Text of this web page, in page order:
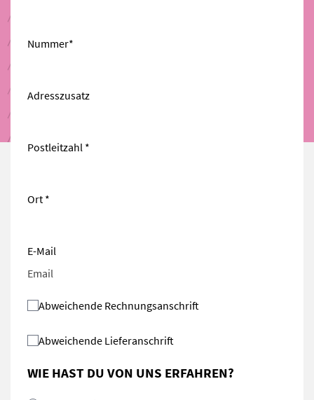
Nummer*
Adresszusatz
Postleitzahl *
Ort *
E-Mail
Abweichende Rechnungsanschrift
Abweichende Lieferanschrift
WIE HAST DU VON UNS ERFAHREN?